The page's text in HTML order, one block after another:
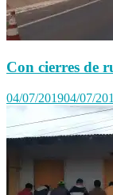
Con cierres de
04/07/201904/07/